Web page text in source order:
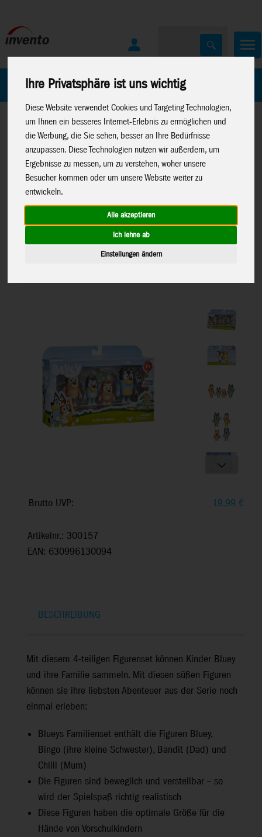
Ihre Privatsphäre ist uns wichtig
Diese Website verwendet Cookies und Targeting Technologien,
um Ihnen ein besseres Internet-Erlebnis zu ermöglichen und
die Werbung, die Sie sehen, besser an Ihre Bedürfnisse
anzupassen. Diese Technologien nutzen wir außerdem, um
Ergebnisse zu messen, um zu verstehen, woher unsere
Besucher kommen oder um unsere Website weiter zu
entwickeln.
Alle akzeptieren
Ich lehne ab
Einstellungen ändern
Home Marken
Home>Spielwaren>Moose Toys>Bluey
BLUEY Figuren-4er-Pack (Familie),
beweglich, optimale Größe für
13009
Brutto UVP: 19,99 €
Artikelnr.: 300157
EAN: 630996130094
BESCHREIBUNG
Mit diesem 4-teiligen Figurenset können Kinder Bluey
und ihre Familie sammeln. Mit diesen süßen Figuren
können sie ihre liebsten Abenteuer aus der Serie noch
einmal erleben:
Blueys Familienset enthält die Figuren Bluey,
Bingo (ihre kleine Schwester), Bandit (Dad) und
Chilli (Mum)
Die Figuren sind beweglich und verstellbar – so
wird der Spielspaß richtig realistisch
Diese Figuren haben die optimale Größe für die
Hände von Vorschulkindern